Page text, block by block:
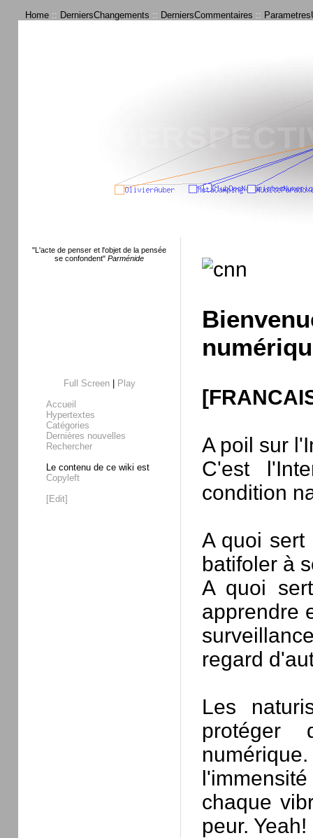
Home :: DerniersChangements :: DerniersCommentaires ::
"L'acte de penser et l'objet de la pensée
se confondent" Parménide
Full Screen|
Play
Accueil
Hypertextes
Catégories
Dernières nouvelles
Rechercher
Le contenu de ce wiki est
Copyleft
[Edit]
A poil sur
C'est
condition
A quoi
batifoler à
A quoi
apprendre
regard
Les
protéger
chaque
peur. Yeah!